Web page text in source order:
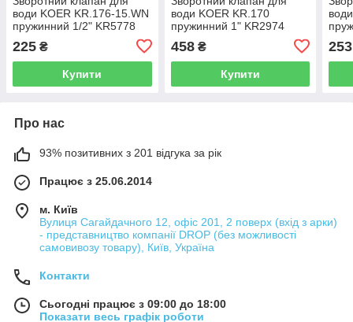
води KOER KR.176-15.WN
пружинний 1/2" KR5778
225 ₴
Купити
води KOER KR.170
пружинний 1" KR2974
458₴
Купити
253
Про нас
93% позитивних з 201 відгука за рік
Працює з 25.06.2014
м. Київ
Вулиця Сагайдачного 12, офіс 201, 2 поверх (вхід з арки)
- представництво компанії DROP (без можливості
самовивозу товару), Київ, Україна
Контакти
Сьогодні працює з 09:00 до 18:00
Показати весь графік роботи